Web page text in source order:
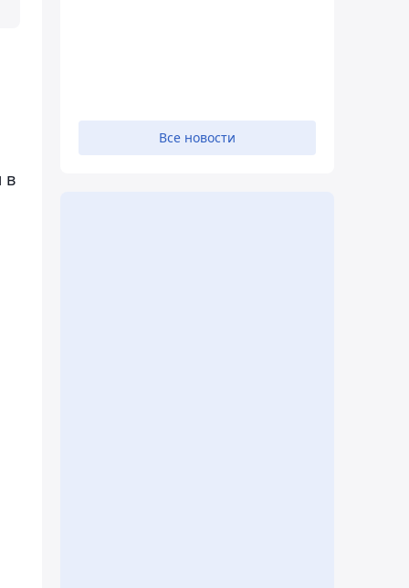
в
Все новости